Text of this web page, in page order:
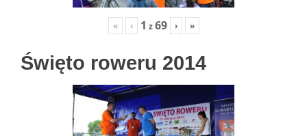
« ‹ 1 z69 › »
Święto roweru 2014